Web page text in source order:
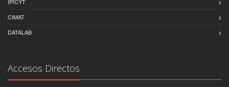
CIMAT
DATALAB
Accesos Directos